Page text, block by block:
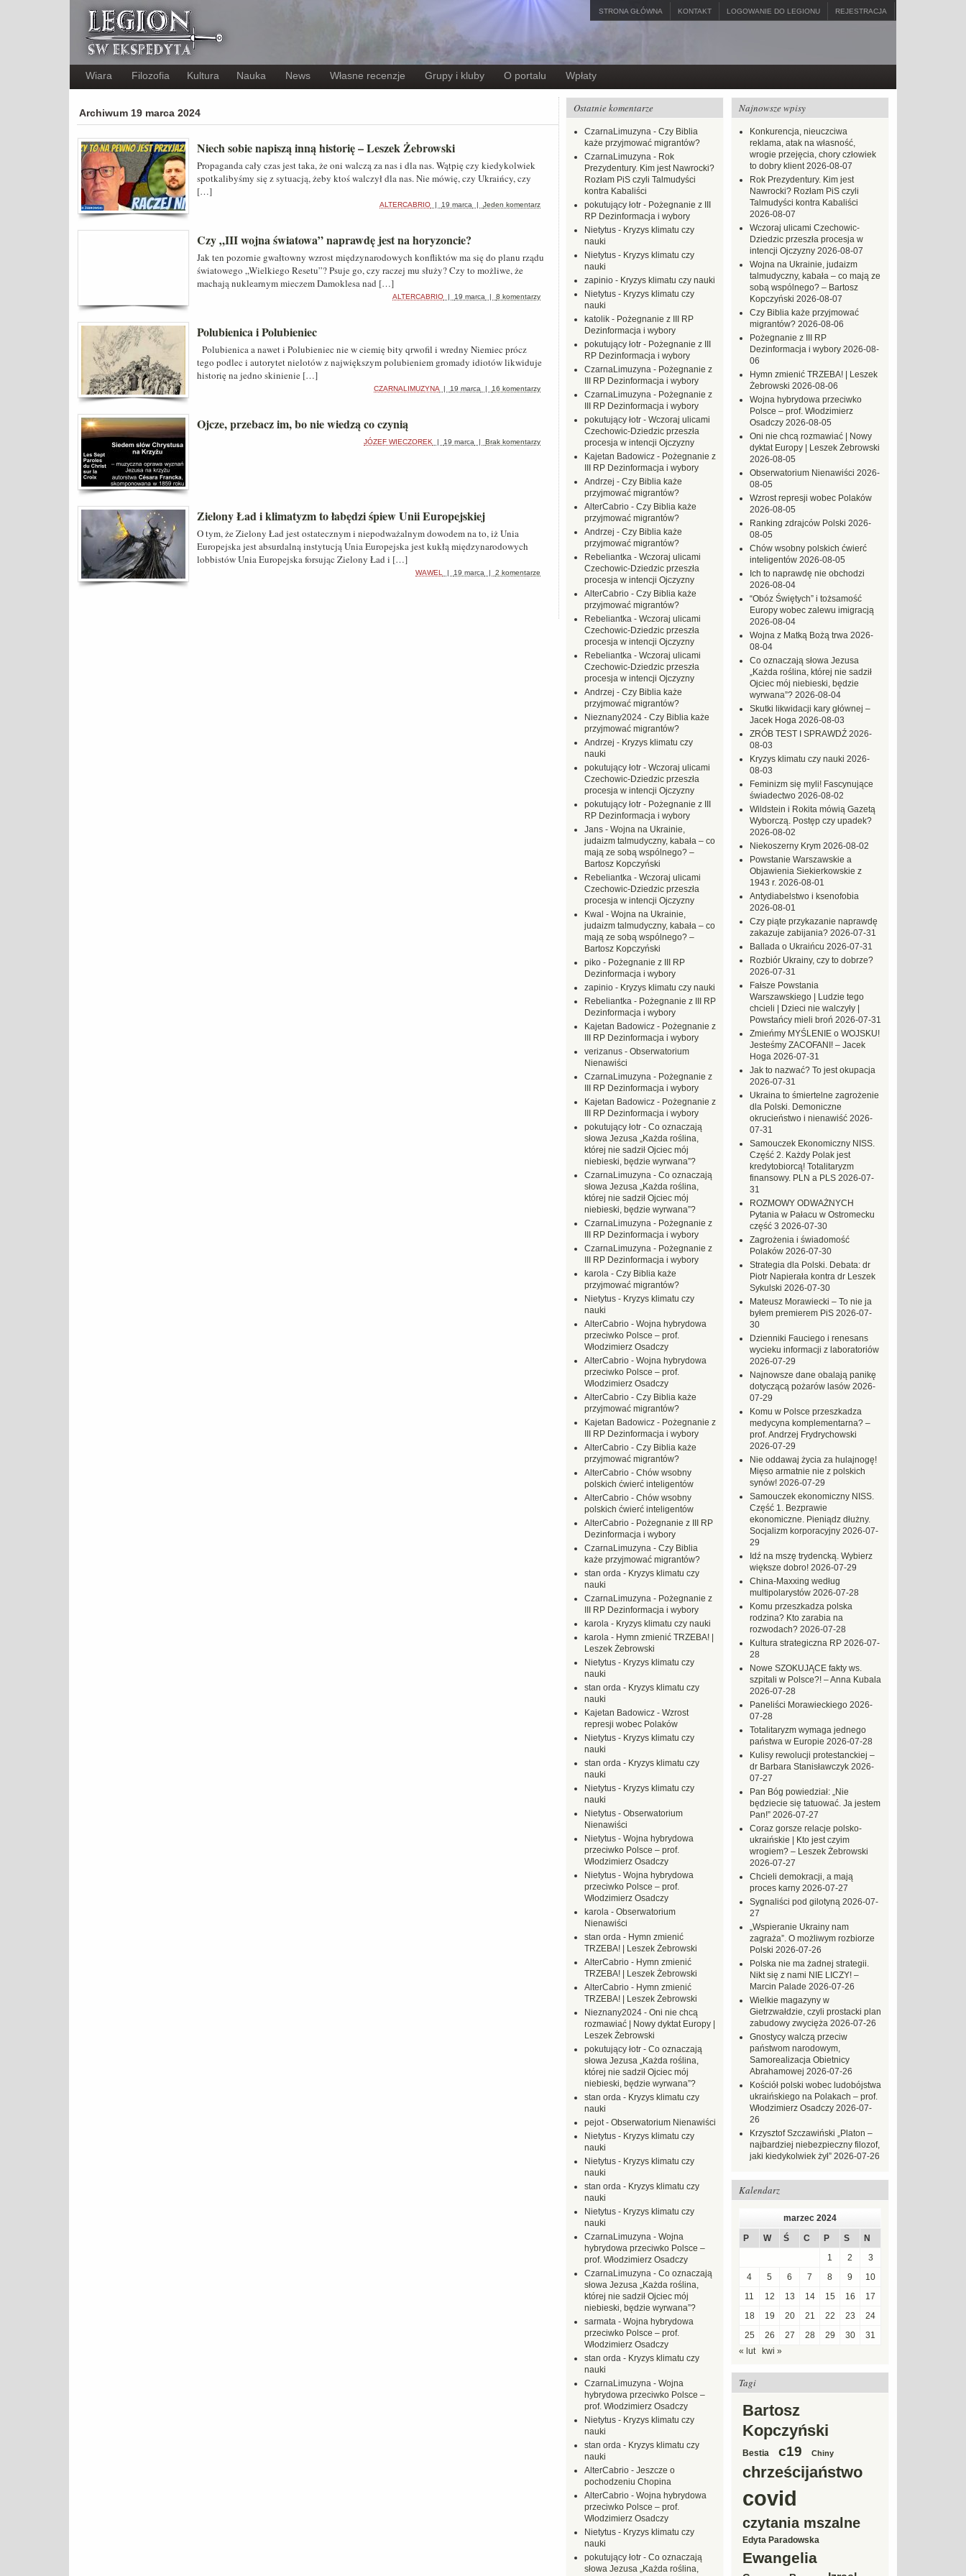
STRONA GŁÓWNA KONTAKT LOGOWANIE DO LEGIONU REJESTRACJA
Wiara Filozofia Kultura Nauka News Własne recenzje Grupy i kluby O portalu Wpłaty
Archiwum 19 marca 2024
Niech sobie napiszą inną historię – Leszek Żebrowski
Propaganda cały czas jest taka, że oni walczą za nas i dla nas. Wątpię czy kiedykolwiek
spotkalibyśmy się z sytuacją, żeby ktoś walczył dla nas. Nie mówię, czy Ukraińcy, czy
[…]
ALTERCABRIO | 19 marca | Jeden komentarz
Czy „III wojna światowa” naprawdę jest na horyzoncie?
Jak ten pozornie gwałtowny wzrost międzynarodowych konfliktów ma się do planu rządu
światowego „Wielkiego Resetu”? Psuje go, czy raczej mu służy? Czy to możliwe, że
machają nuklearnym mieczem Damoklesa nad […]
ALTERCABRIO | 19 marca | 8 komentarzy
Polubienica i Polubieniec
Polubienica a nawet i Polubieniec nie w ciemię bity qrwofil i wredny Niemiec prócz
tego podlec i autorytet nielotów z największym polubieniem gromady idiotów likwiduje
historię na jedno skinienie […]
CZARNALIMUZYNA | 19 marca | 16 komentarzy
Ojcze, przebacz im, bo nie wiedzą co czynią
JÓZEF WIECZOREK | 19 marca | Brak komentarzy
Zielony Ład i klimatyzm to łabędzi śpiew Unii Europejskiej
O tym, że Zielony Ład jest ostatecznym i niepodważalnym dowodem na to, iż Unia
Europejska jest absurdalną instytucją Unia Europejska jest kukłą międzynarodowych
lobbistów Unia Europejska forsując Zielony Ład i […]
WAWEL | 19 marca | 2 komentarze
Najnowsze wpisy
Konkurencja, nieuczciwa
reklama, atak na własność,
wrogie przejęcia, chory człowiek
to dobry klient 2026-08-07
Rok Prezydentury. Kim jest
Nawrocki? Rozłam PiS czyli
Talmudyści kontra Kabaliści
2026-08-07
Wczoraj ulicami Czechowic-
Dziedzic przeszła procesja w
intencji Ojczyzny 2026-08-07
Wojna na Ukrainie, judaizm
talmudyczny, kabała – co mają ze
sobą wspólnego? – Bartosz
Kopczyński 2026-08-07
Czy Biblia każe przyjmować
migrantów? 2026-08-06
Pożegnanie z III RP
Dezinformacja i wybory 2026-08-
06
Hymn zmienić TRZEBA! | Leszek
Żebrowski 2026-08-06
Wojna hybrydowa przeciwko
Polsce – prof. Włodzimierz
Osadczy 2026-08-05
Oni nie chcą rozmawiać | Nowy
dyktat Europy | Leszek Żebrowski
2026-08-05
Obserwatorium Nienawiści 2026-
08-05
Wzrost represji wobec Polaków
2026-08-05
Ranking zdrajców Polski 2026-
08-05
Chów wsobny polskich ćwierć
inteligentów 2026-08-05
Ich to naprawdę nie obchodzi
2026-08-04
“Obóz Świętych” i tożsamość
Europy wobec zalewu imigracją
2026-08-04
Wojna z Matką Bożą trwa 2026-
08-04
Co oznaczają słowa Jezusa
„Każda roślina, której nie sadził
Ojciec mój niebieski, będzie
wyrwana”? 2026-08-04
Skutki likwidacji kary głównej –
Jacek Hoga 2026-08-03
ZRÓB TEST I SPRAWDŹ 2026-
08-03
Kryzys klimatu czy nauki 2026-
08-03
Feminizm się myli! Fascynujące
świadectwo 2026-08-02
Wildstein i Rokita mówią Gazetą
Wyborczą. Postęp czy upadek?
2026-08-02
Niekoszerny Krym 2026-08-02
Powstanie Warszawskie a
Objawienia Siekierkowskie z
1943 r. 2026-08-01
Antydiabelstwo i ksenofobia
2026-08-01
Czy piąte przykazanie naprawdę
zakazuje zabijania? 2026-07-31
Ballada o Ukraińcu 2026-07-31
Rozbiór Ukrainy, czy to dobrze?
2026-07-31
Fałsze Powstania
Warszawskiego | Ludzie tego
chcieli | Dzieci nie walczyły |
Powstańcy mieli broń 2026-07-31
Zmieńmy MYŚLENIE o WOJSKU!
Jesteśmy ZACOFANI! – Jacek
Hoga 2026-07-31
Jak to nazwać? To jest okupacja
2026-07-31
Ukraina to śmiertelne zagrożenie
dla Polski. Demoniczne
okrucieństwo i nienawiść 2026-
07-31
Samouczek Ekonomiczny NISS.
Część 2. Każdy Polak jest
kredytobiorcą! Totalitaryzm
finansowy. PLN a PLS 2026-07-
31
ROZMOWY ODWAŻNYCH
Pytania w Pałacu w Ostromecku
część 3 2026-07-30
Zagrożenia i świadomość
Polaków 2026-07-30
Strategia dla Polski. Debata: dr
Piotr Napierała kontra dr Leszek
Sykulski 2026-07-30
Mateusz Morawiecki – To nie ja
byłem premierem PiS 2026-07-
30
Dzienniki Fauciego i renesans
wycieku informacji z laboratoriów
2026-07-29
Najnowsze dane obalają panikę
dotyczącą pożarów lasów 2026-
07-29
Komu w Polsce przeszkadza
medycyna komplementarna? –
prof. Andrzej Frydrychowski
2026-07-29
Nie oddawaj życia za hulajnogę!
Mięso armatnie nie z polskich
synów! 2026-07-29
Samouczek ekonomiczny NISS.
Część 1. Bezprawie
ekonomiczne. Pieniądz dłużny.
Socjalizm korporacyjny 2026-07-
29
Idź na mszę trydencką. Wybierz
większe dobro! 2026-07-29
China-Maxxing według
multipolarystów 2026-07-28
Komu przeszkadza polska
rodzina? Kto zarabia na
rozwodach? 2026-07-28
Kultura strategiczna RP 2026-07-
28
Nowe SZOKUJĄCE fakty ws.
szpitali w Polsce?! – Anna Kubala
2026-07-28
Paneliści Morawieckiego 2026-
07-28
Totalitaryzm wymaga jednego
państwa w Europie 2026-07-28
Kulisy rewolucji protestanckiej –
dr Barbara Stanisławczyk 2026-
07-27
Pan Bóg powiedział: „Nie
będziecie się tatuować. Ja jestem
Pan!” 2026-07-27
Coraz gorsze relacje polsko-
ukraińskie | Kto jest czyim
wrogiem? – Leszek Żebrowski
2026-07-27
Chcieli demokracji, a mają
proces karny 2026-07-27
Sygnaliści pod gilotyną 2026-07-
27
„Wspieranie Ukrainy nam
zagraża”. O możliwym rozbiorze
Polski 2026-07-26
Polska nie ma żadnej strategii.
Nikt się z nami NIE LICZY! –
Marcin Palade 2026-07-26
Wielkie magazyny w
Gietrzwałdzie, czyli prostacki plan
zabudowy zwycięża 2026-07-26
Gnostycy walczą przeciw
państwom narodowym,
Samorealizacja Obietnicy
Abrahamowej 2026-07-26
Kościół polski wobec ludobójstwa
ukraińskiego na Polakach – prof.
Włodzimierz Osadczy 2026-07-
26
Krzysztof Szczawiński „Platon –
najbardziej niebezpieczny filozof,
jaki kiedykolwiek żył” 2026-07-26
Kalendarz
marzec 2024
P
W Ś C P S
N
1
2
3
4
5 6 7 8 9
10
11
12 13 14 15 16
17
18
19 20 21 22 23
24
25
26 27 28 29 30
31
« lut
kwi »
Tagi
Bartosz
Kopczyński
Bestia c19 Chiny
chrześcijaństwo
covid
czytania mszalne
Edyta Paradowska
Ewangelia
Ostatnie komentarze
CzarnaLimuzyna - Czy Biblia
każe przyjmować migrantów?
CzarnaLimuzyna - Rok
Prezydentury. Kim jest Nawrocki?
Rozłam PiS czyli Talmudyści
kontra Kabaliści
pokutujący łotr - Pożegnanie z III
RP Dezinformacja i wybory
Nietytus - Kryzys klimatu czy
nauki
Nietytus - Kryzys klimatu czy
nauki
zapinio - Kryzys klimatu czy nauki
Nietytus - Kryzys klimatu czy
nauki
katolik - Pożegnanie z III RP
Dezinformacja i wybory
pokutujący łotr - Pożegnanie z III
RP Dezinformacja i wybory
CzarnaLimuzyna - Pożegnanie z
III RP Dezinformacja i wybory
CzarnaLimuzyna - Pożegnanie z
III RP Dezinformacja i wybory
pokutujący łotr - Wczoraj ulicami
Czechowic-Dziedzic przeszła
procesja w intencji Ojczyzny
Kajetan Badowicz - Pożegnanie z
III RP Dezinformacja i wybory
Andrzej - Czy Biblia każe
przyjmować migrantów?
AlterCabrio - Czy Biblia każe
przyjmować migrantów?
Andrzej - Czy Biblia każe
przyjmować migrantów?
Rebeliantka - Wczoraj ulicami
Czechowic-Dziedzic przeszła
procesja w intencji Ojczyzny
AlterCabrio - Czy Biblia każe
przyjmować migrantów?
Rebeliantka - Wczoraj ulicami
Czechowic-Dziedzic przeszła
procesja w intencji Ojczyzny
Rebeliantka - Wczoraj ulicami
Czechowic-Dziedzic przeszła
procesja w intencji Ojczyzny
Andrzej - Czy Biblia każe
przyjmować migrantów?
Nieznany2024 - Czy Biblia każe
przyjmować migrantów?
Andrzej - Kryzys klimatu czy
nauki
pokutujący łotr - Wczoraj ulicami
Czechowic-Dziedzic przeszła
procesja w intencji Ojczyzny
pokutujący łotr - Pożegnanie z III
RP Dezinformacja i wybory
Jans - Wojna na Ukrainie,
judaizm talmudyczny, kabała – co
mają ze sobą wspólnego? –
Bartosz Kopczyński
Rebeliantka - Wczoraj ulicami
Czechowic-Dziedzic przeszła
procesja w intencji Ojczyzny
Kwal - Wojna na Ukrainie,
judaizm talmudyczny, kabała – co
mają ze sobą wspólnego? –
Bartosz Kopczyński
piko - Pożegnanie z III RP
Dezinformacja i wybory
zapinio - Kryzys klimatu czy nauki
Rebeliantka - Pożegnanie z III RP
Dezinformacja i wybory
Kajetan Badowicz - Pożegnanie z
III RP Dezinformacja i wybory
verizanus - Obserwatorium
Nienawiści
CzarnaLimuzyna - Pożegnanie z
III RP Dezinformacja i wybory
Kajetan Badowicz - Pożegnanie z
III RP Dezinformacja i wybory
pokutujący łotr - Co oznaczają
słowa Jezusa „Każda roślina,
której nie sadził Ojciec mój
niebieski, będzie wyrwana”?
CzarnaLimuzyna - Co oznaczają
słowa Jezusa „Każda roślina,
której nie sadził Ojciec mój
niebieski, będzie wyrwana”?
CzarnaLimuzyna - Pożegnanie z
III RP Dezinformacja i wybory
CzarnaLimuzyna - Pożegnanie z
III RP Dezinformacja i wybory
karola - Czy Biblia każe
przyjmować migrantów?
Nietytus - Kryzys klimatu czy
nauki
AlterCabrio - Wojna hybrydowa
przeciwko Polsce – prof.
Włodzimierz Osadczy
AlterCabrio - Wojna hybrydowa
przeciwko Polsce – prof.
Włodzimierz Osadczy
AlterCabrio - Czy Biblia każe
przyjmować migrantów?
Kajetan Badowicz - Pożegnanie z
III RP Dezinformacja i wybory
AlterCabrio - Czy Biblia każe
przyjmować migrantów?
AlterCabrio - Chów wsobny
polskich ćwierć inteligentów
AlterCabrio - Chów wsobny
polskich ćwierć inteligentów
AlterCabrio - Pożegnanie z III RP
Dezinformacja i wybory
CzarnaLimuzyna - Czy Biblia
każe przyjmować migrantów?
stan orda - Kryzys klimatu czy
nauki
CzarnaLimuzyna - Pożegnanie z
III RP Dezinformacja i wybory
karola - Kryzys klimatu czy nauki
karola - Hymn zmienić TRZEBA! |
Leszek Żebrowski
Nietytus - Kryzys klimatu czy
nauki
stan orda - Kryzys klimatu czy
nauki
Kajetan Badowicz - Wzrost
represji wobec Polaków
Nietytus - Kryzys klimatu czy
nauki
stan orda - Kryzys klimatu czy
nauki
Nietytus - Kryzys klimatu czy
nauki
Nietytus - Obserwatorium
Nienawiści
Nietytus - Wojna hybrydowa
przeciwko Polsce – prof.
Włodzimierz Osadczy
Nietytus - Wojna hybrydowa
przeciwko Polsce – prof.
Włodzimierz Osadczy
karola - Obserwatorium
Nienawiści
stan orda - Hymn zmienić
TRZEBA! | Leszek Żebrowski
AlterCabrio - Hymn zmienić
TRZEBA! | Leszek Żebrowski
AlterCabrio - Hymn zmienić
TRZEBA! | Leszek Żebrowski
Nieznany2024 - Oni nie chcą
rozmawiać | Nowy dyktat Europy |
Leszek Żebrowski
pokutujący łotr - Co oznaczają
słowa Jezusa „Każda roślina,
której nie sadził Ojciec mój
niebieski, będzie wyrwana”?
stan orda - Kryzys klimatu czy
nauki
pejot- Obserwatorium Nienawiści
Nietytus - Kryzys klimatu czy
nauki
Nietytus - Kryzys klimatu czy
nauki
stan orda - Kryzys klimatu czy
nauki
Nietytus - Kryzys klimatu czy
nauki
CzarnaLimuzyna - Wojna
hybrydowa przeciwko Polsce –
prof. Włodzimierz Osadczy
CzarnaLimuzyna - Co oznaczają
słowa Jezusa „Każda roślina,
której nie sadził Ojciec mój
niebieski, będzie wyrwana”?
sarmata - Wojna hybrydowa
przeciwko Polsce – prof.
Włodzimierz Osadczy
stan orda - Kryzys klimatu czy
nauki
CzarnaLimuzyna - Wojna
hybrydowa przeciwko Polsce –
prof. Włodzimierz Osadczy
Nietytus - Kryzys klimatu czy
nauki
stan orda - Kryzys klimatu czy
nauki
AlterCabrio - Jeszcze o
pochodzeniu Chopina
AlterCabrio - Wojna hybrydowa
przeciwko Polsce – prof.
Włodzimierz Osadczy
Nietytus - Kryzys klimatu czy
nauki
pokutujący łotr - Co oznaczają
słowa Jezusa „Każda roślina,